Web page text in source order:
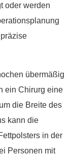
oder werden
übermäßig
ein Chirurg eine
die Breite des
kann die
in der
Personen mit